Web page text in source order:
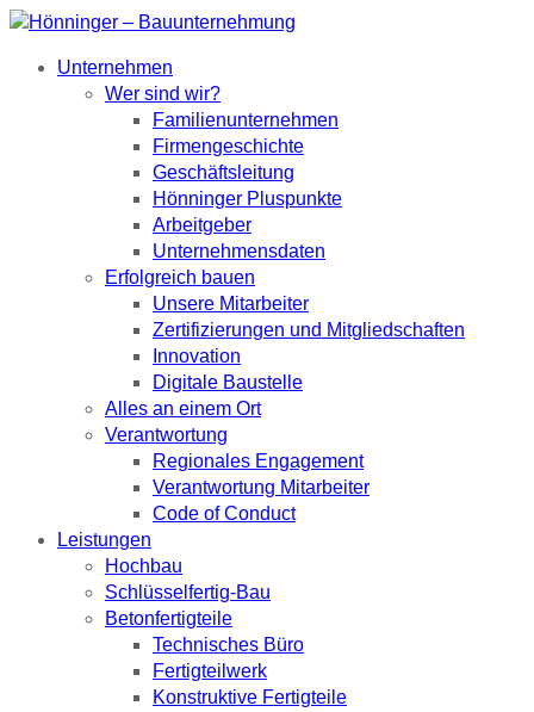
Unternehmen
Wer sind wir?
Familienunternehmen
Firmengeschichte
Geschäftsleitung
Hönninger Pluspunkte
Arbeitgeber
Unternehmensdaten
Erfolgreich bauen
Unsere Mitarbeiter
Zertifizierungen und Mitgliedschaften
Innovation
Digitale Baustelle
Alles an einem Ort
Verantwortung
Regionales Engagement
Verantwortung Mitarbeiter
Code of Conduct
Leistungen
Hochbau
Schlüsselfertig-Bau
Betonfertigteile
Technisches Büro
Fertigteilwerk
Konstruktive Fertigteile